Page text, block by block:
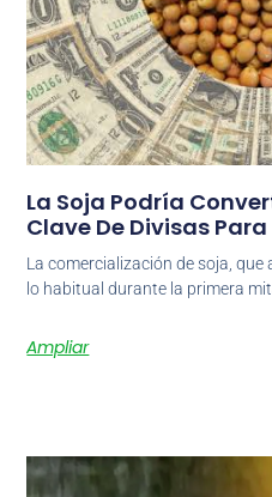
La Soja Podría
Clave De Divisas
La comercialización de soja,
lo habitual durante la primera
Ampliar